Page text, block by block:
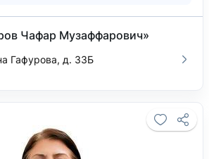
Чафар Музаффарович»
Гафурова, д. 33Б